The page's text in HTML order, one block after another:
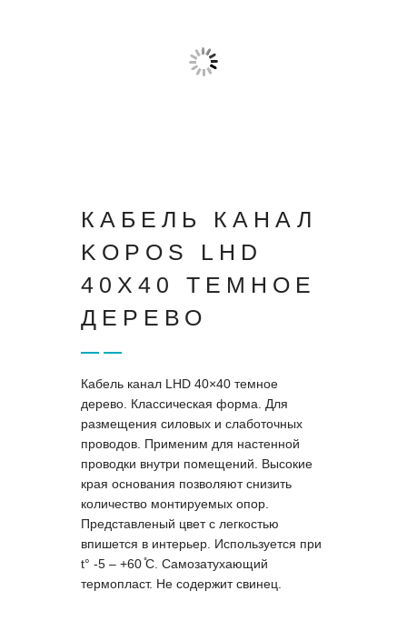
КАБЕЛЬ КАНАЛ
KOPOS LHD
40X40 ТЕМНОЕ
ДЕРЕВО
Кабель канал LHD 40×40 темное
дерево. Классическая форма. Для
размещения силовых и слаботочных
проводов. Применим для настенной
проводки внутри помещений. Высокие
края основания позволяют снизить
количество монтируемых опор.
Представленый цвет с легкостью
впишется в интерьер. Используется при
t° -5 – +60 ̊С. Самозатухающий
термопласт. Не содержит свинец.